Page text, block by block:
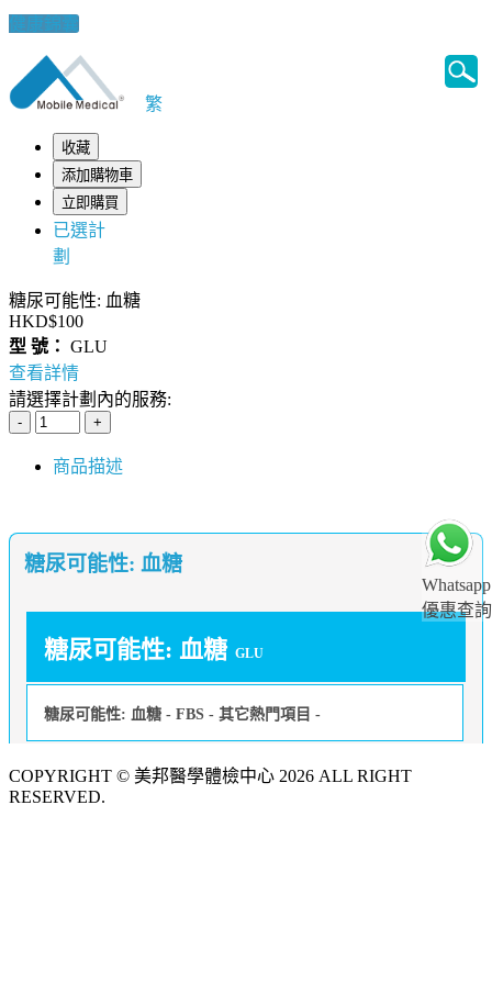
健康錦囊
Whatsapp
優惠查詢
繁
收藏
添加購物車
立即購買
已選計
劃
糖尿可能性: 血糖
HKD$100
型 號： GLU
查看詳情
請選擇計劃內的服務:
商品描述
糖尿可能性: 血糖
糖尿可能性: 血糖 GLU
糖尿可能性: 血糖 - FBS - 其它熱門項目 -
COPYRIGHT © 美邦醫學體檢中心 2026 ALL RIGHT
RESERVED.